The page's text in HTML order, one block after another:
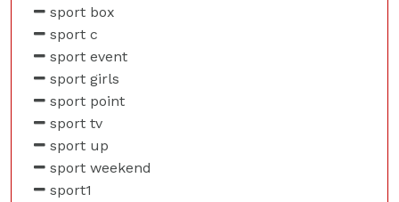
sport box
sport c
sport event
sport girls
sport point
sport tv
sport up
sport weekend
sport1